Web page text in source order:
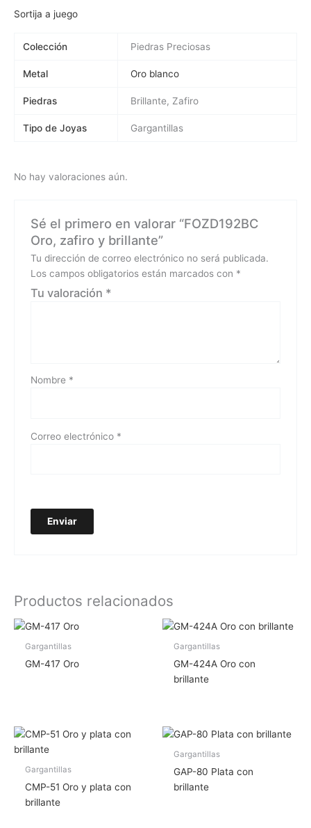
Sortija a juego
Colección Piedras Preciosas
Metal Oro blanco
Piedras Brillante, Zafiro
Tipo de Joyas Gargantillas
No hay valoraciones aún.
Sé el primero en valorar “FOZD192BC
Oro, zafiro y brillante”
Tu dirección de correo electrónico no será publicada.
Los campos obligatorios están marcados con *
Tu valoración *
Nombre *
Correo electrónico *
Productos relacionados
Gargantillas
GM-417 Oro
Gargantillas
GM-424A Oro con
brillante
Gargantillas
CMP-51 Oro y plata con
brillante
Gargantillas
GAP-80 Plata con
brillante